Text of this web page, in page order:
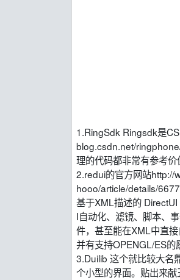
1.RingSdk Ringsdk是
blog.csdn.net/
理的代码都非常有参考价
2.redui的官方网站http://
hooo/article/details/
基于XML描述的
I自动化、滤镜、脚本、
件，甚至能在XML中直
并有支持OPENGL/ES的
3.Duilib 这个就比较大名
个小型的界面。贴出来献